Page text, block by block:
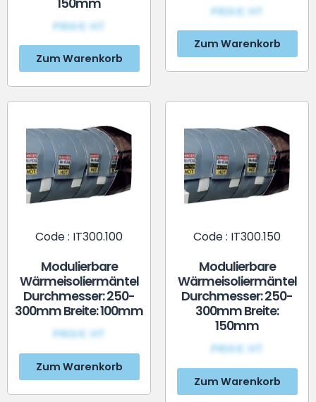
150mm
PRIX€ HT
Zum Warenkorb
PRIX€ HT
Zum Warenkorb
Code : IT300.100
Modulierbare
Wärmeisoliermäntel
Durchmesser: 250-
300mm Breite: 100mm
PRIX€ HT
Zum Warenkorb
Code : IT300.150
Modulierbare
Wärmeisoliermäntel
Durchmesser: 250-
300mm Breite:
150mm
PRIX€ HT
Zum Warenkorb